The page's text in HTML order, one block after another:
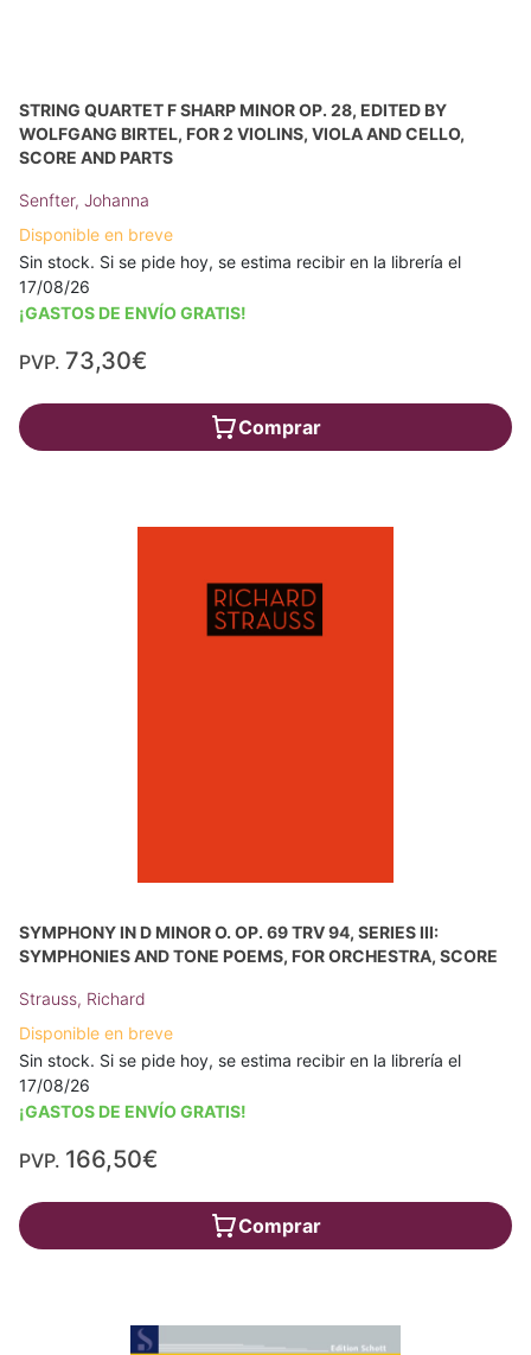
STRING QUARTET F SHARP MINOR OP. 28, EDITED BY
WOLFGANG BIRTEL, FOR 2 VIOLINS, VIOLA AND CELLO,
SCORE AND PARTS
Senfter, Johanna
Disponible en breve
Sin stock. Si se pide hoy, se estima recibir en la librería el
17/08/26
¡GASTOS DE ENVÍO GRATIS!
PVP. 73,30€
Comprar
SYMPHONY IN D MINOR O. OP. 69 TRV 94, SERIES III:
SYMPHONIES AND TONE POEMS, FOR ORCHESTRA, SCORE
Strauss, Richard
Disponible en breve
Sin stock. Si se pide hoy, se estima recibir en la librería el
17/08/26
¡GASTOS DE ENVÍO GRATIS!
PVP. 166,50€
Comprar